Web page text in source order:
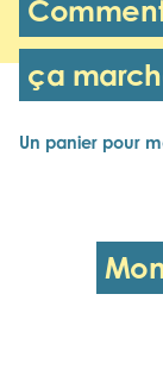
ça
Un panier pour